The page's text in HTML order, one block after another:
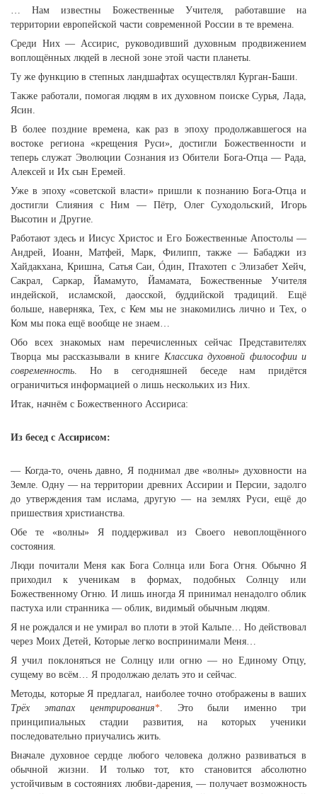
… Нам известны Божественные Учителя, работавшие на
территории европейской части современной России в те времена.
Среди Них — Ассирис, руководивший духовным продвижением
воплощённых людей в лесной зоне этой части планеты.
Ту же функцию в степных ландшафтах осуществлял Курган-Баши.
Также работали, помогая людям в их духовном поиске Сурья, Лада,
Ясин.
В более поздние времена, как раз в эпоху продолжавшегося на
востоке региона «крещения Руси», достигли Божественности и
теперь служат Эволюции Сознания из Обители Бога-Отца — Рада,
Алексей и Их сын Еремей.
Уже в эпоху «советской власти» пришли к познанию Бога-Отца и
достигли Слияния с Ним — Пётр, Олег Суходольский, Игорь
Высотин и Другие.
Работают здесь и Иисус Христос и Его Божественные Апостолы —
Андрей, Иоанн, Матфей, Марк, Филипп, также — Бабаджи из
Хайдакхана, Кришна, Сатья Саи, Óдин, Птахотеп с Элизабет Хейч,
Сакрал, Саркар, Йамамуто, Йамамата, Божественные Учителя
индейской, исламской, даосской, буддийской традиций. Ещё
больше, наверняка, Тех, с Кем мы не знакомились лично и Тех, о
Ком мы пока ещё вообще не знаем…
Обо всех знакомых нам перечисленных сейчас Представителях
Творца мы рассказывали в книге Классика духовной философии и
современность. Но в сегодняшней беседе нам придётся
ограничиться информацией о лишь нескольких из Них.
Итак, начнём с Божественного Ассириса:
Из бесед с Ассирисом:
— Когда-то, очень давно, Я поднимал две «волны» духовности на
Земле. Одну — на территории древних Ассирии и Персии, задолго
до утверждения там ислама, другую — на землях Руси, ещё до
пришествия христианства.
Обе те «волны» Я поддерживал из Своего невоплощённого
состояния.
Люди почитали Меня как Бога Солнца или Бога Огня. Обычно Я
приходил к ученикам в формах, подобных Солнцу или
Божественному Огню. И лишь иногда Я принимал ненадолго облик
пастуха или странника — облик, видимый обычным людям.
Я не рождался и не умирал во плоти в этой Кальпе… Но действовал
через Моих Детей, Которые легко воспринимали Меня…
Я учил поклоняться не Солнцу или огню — но Единому Отцу,
сущему во всём… Я продолжаю делать это и сейчас.
Методы, которые Я предлагал, наиболее точно отображены в ваших
Трёх этапах центрирования*. Это были именно три
принципиальных стадии развития, на которых ученики
последовательно приучались жить.
Вначале духовное сердце любого человека должно развиваться в
обычной жизни. И только тот, кто становится абсолютно
устойчивым в состояниях любви-дарения, — получает возможность